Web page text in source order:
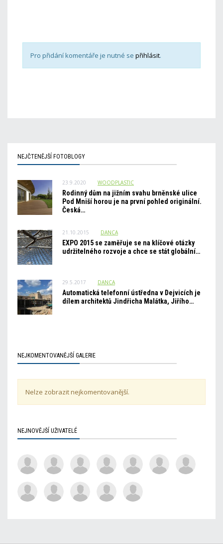
Pro přidání komentáře je nutné se přihlásit.
NEJČTENĚJŠÍ FOTOBLOGY
23.9.2020 WOODPLASTIC
Rodinný dům na jižním svahu brněnské ulice
Pod Mniší horou je na první pohled originální.
Česká…
21.10.2015 DANCA
EXPO 2015 se zaměřuje se na klíčové otázky
udržitelného rozvoje a chce se stát globální…
29.5.2017 DANCA
Automatická telefonní ústředna v Dejvicích je
dílem architektů Jindřicha Malátka, Jiřího…
NEJKOMENTOVANĚJŠÍ GALERIE
Nelze zobrazit nejkomentovanější.
NEJNOVĚJŠÍ UŽIVATELÉ